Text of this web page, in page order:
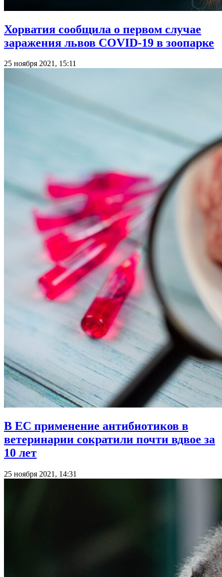
Хорватия сообщила о первом случае
заражения львов COVID-19 в зоопарке
25 ноября 2021, 15:11
В ЕС применение антибиотиков в
ветеринарии сократили почти вдвое за
10 лет
25 ноября 2021, 14:31